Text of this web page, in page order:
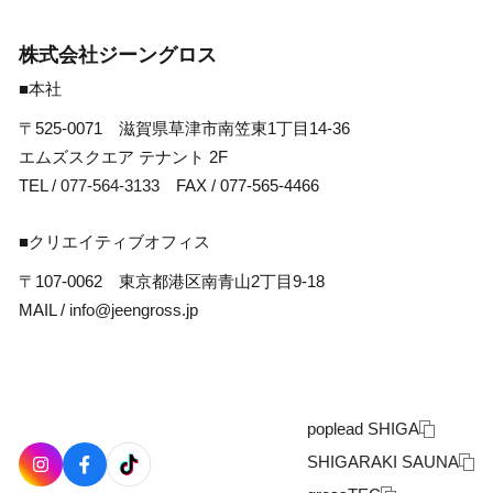
poplead SHIGA
SHIGARAKI SAUNA
株式会社ジーングロス
■本社
〒525-0071 滋賀県草津市南笠東1丁目14-36
エムズスクエア テナント 2F
TEL / 077-564-3133 FAX / 077-565-4466
■クリエイティブオフィス
〒107-0062 東京都港区南青山2丁目9-18
MAIL / info@jeengross.jp